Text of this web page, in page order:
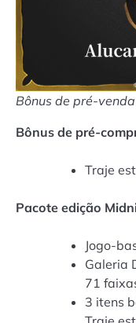
Bônus de pré-venda
Bônus de pré-
Traje
Pacote edição
Jogo-
Galeria
71
3 itens